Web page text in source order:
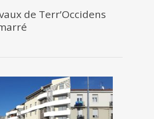
de Terr’Occidens